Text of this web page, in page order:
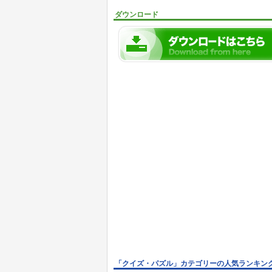
ダウンロード
「クイズ・パズル」カテゴリーの人気ランキン